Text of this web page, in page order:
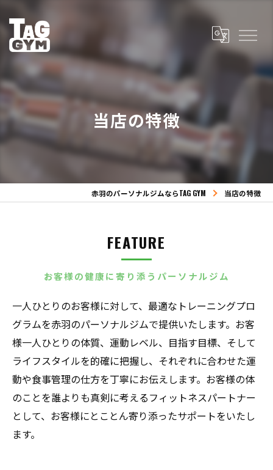
当店の特徴
赤羽のパーソナルジムならTAG GYM 当店の特徴
お客様の健康に寄り添うパーソナルジム
FEATURE
一人ひとりのお客様に対して、最適なトレーニングプロ
グラムを赤羽のパーソナルジムで提供いたします。お客
様一人ひとりの体質、運動レベル、目指す目標、そして
ライフスタイルを的確に把握し、それぞれに合わせた運
動や食事管理の仕方を丁寧にお伝えします。お客様の体
のことを誰よりも真剣に考えるフィットネスパートナー
として、お客様にとことん寄り添ったサポートをいたし
ます。